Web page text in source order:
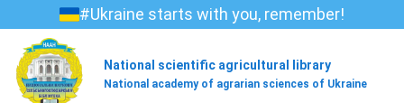
#Ukraine starts with you, remember!
National scientific agricultural library
National academy of agrarian sciences of Ukraine